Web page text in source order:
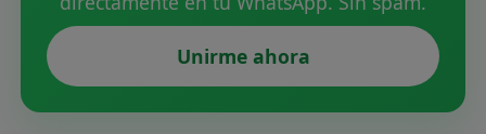
Unirme ahora